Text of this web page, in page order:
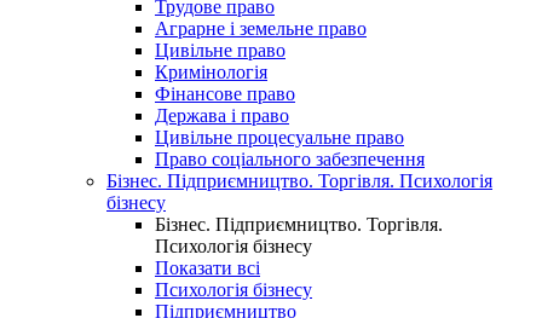
Трудове право
Аграрне і земельне право
Цивільне право
Кримінологія
Фінансове право
Держава і право
Цивільне процесуальне право
Право соціального забезпечення
Бізнес. Підприємництво. Торгівля. Психологія
бізнесу
Бізнес. Підприємництво. Торгівля.
Психологія бізнесу
Показати всі
Психологія бізнесу
Підприємництво